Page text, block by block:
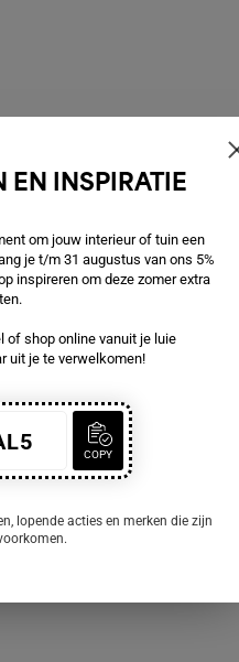
EN INSPIRATIE
om jouw interieur of tuin een
je t/m 31 augustus van ons 5%
inspireren om deze zomer extra
of shop online vanuit je luie
uit je te verwelkomen!
COPY
lopende acties en merken die zijn